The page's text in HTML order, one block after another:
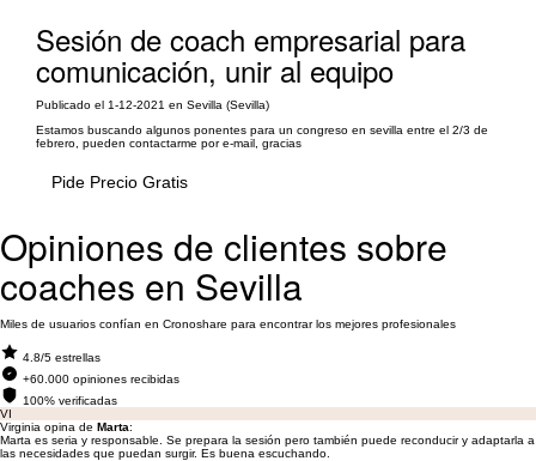
Sesión de coach empresarial para
comunicación, unir al equipo
Publicado el 1-12-2021 en Sevilla (Sevilla)
Estamos buscando algunos ponentes para un congreso en sevilla entre el 2/3 de
febrero, pueden contactarme por e-mail, gracias
Pide Precio Gratis
Opiniones de clientes sobre
coaches en Sevilla
Miles de usuarios confían en Cronoshare para encontrar los mejores profesionales
4.8/5 estrellas
+60.000 opiniones recibidas
100% verificadas
VI
Virginia opina de Marta:
Marta es seria y responsable. Se prepara la sesión pero también puede reconducir y adaptarla a
las necesidades que puedan surgir. Es buena escuchando.